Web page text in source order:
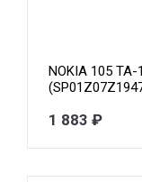
NOKIA 105 TA-
1 883 ₽